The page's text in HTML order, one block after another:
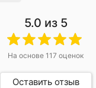
5.0 из 5
На основе 117 оценок
Оставить отзыв